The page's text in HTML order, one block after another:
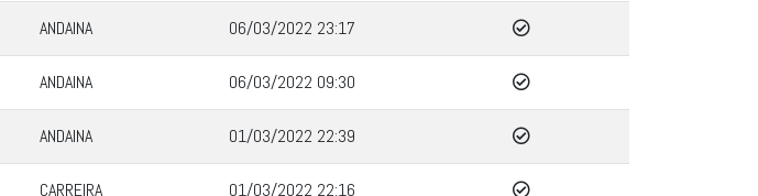
ANDAINA 06/03/2022 23:17
ANDAINA 06/03/2022 09:30
ANDAINA 01/03/2022 22:39
CARREIRA 01/03/2022 22:16